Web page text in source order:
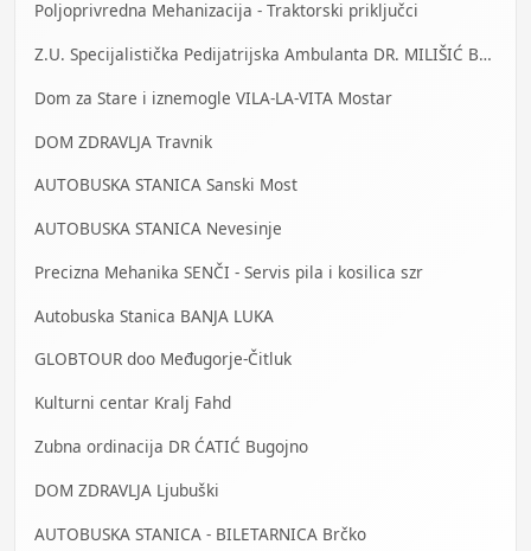
Poljoprivredna Mehanizacija - Traktorski priključci
Z.U. Specijalistička Pedijatrijska Ambulanta DR. MILIŠIĆ Banja Luka
Dom za Stare i iznemogle VILA-LA-VITA Mostar
DOM ZDRAVLJA Travnik
AUTOBUSKA STANICA Sanski Most
AUTOBUSKA STANICA Nevesinje
Precizna Mehanika SENČI - Servis pila i kosilica szr
Autobuska Stanica BANJA LUKA
GLOBTOUR doo Međugorje-Čitluk
Kulturni centar Kralj Fahd
Zubna ordinacija DR ĆATIĆ Bugojno
DOM ZDRAVLJA Ljubuški
AUTOBUSKA STANICA - BILETARNICA Brčko